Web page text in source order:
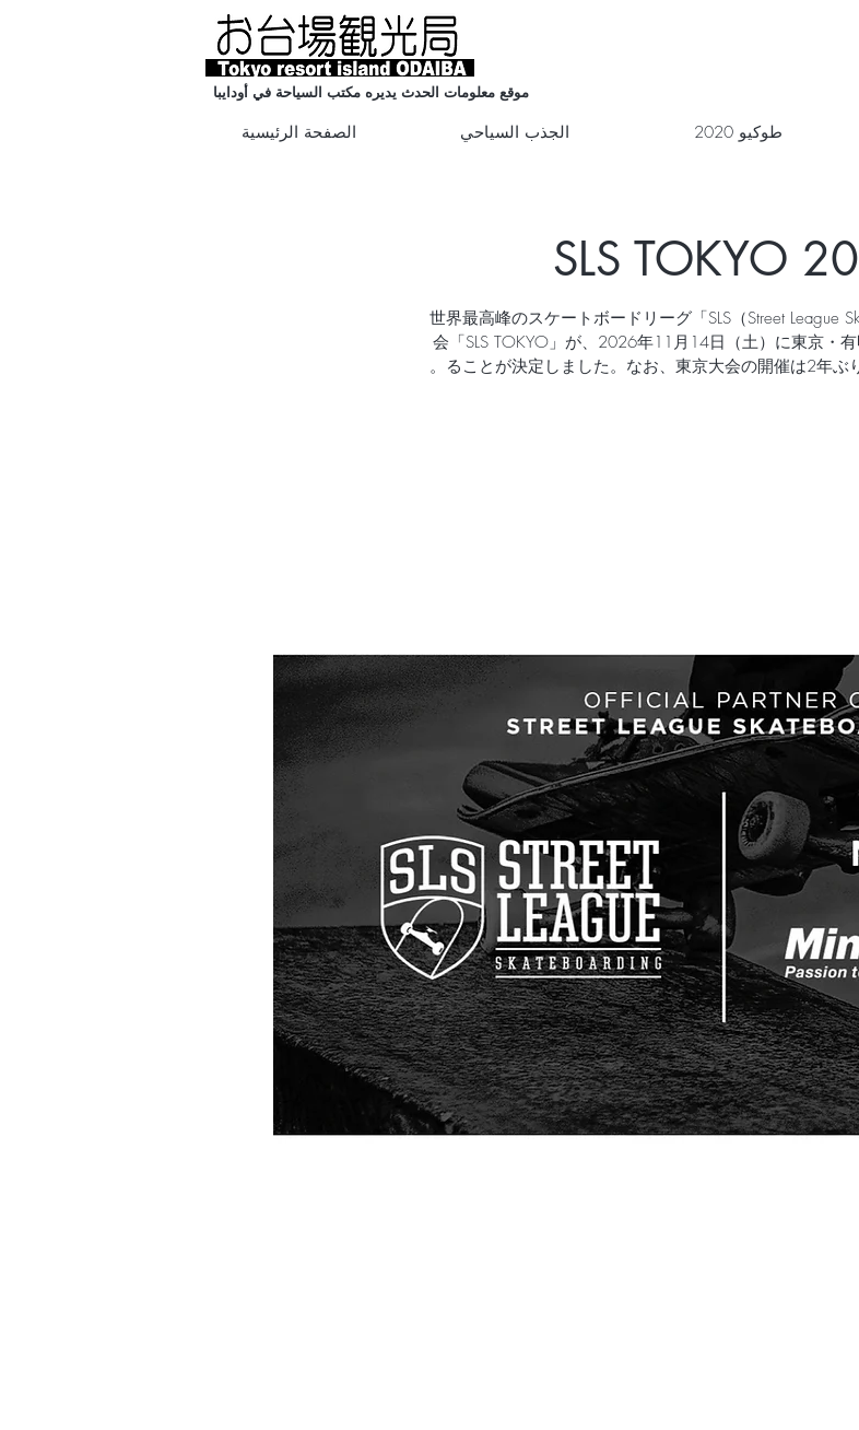
موقع معلومات الحدث يديره مكتب السياحة في أودايبا
الصفحة الرئيسية الجذب السياحي طوكيو 2020
SLS TOKYO
世界最高峰のスケートボードリーグ「SLS（Street League
会「SLS TOKYO」が、2026年11月14日（土）に東京・
ることが決定しました。なお、東京大会の開催は2年ぶ